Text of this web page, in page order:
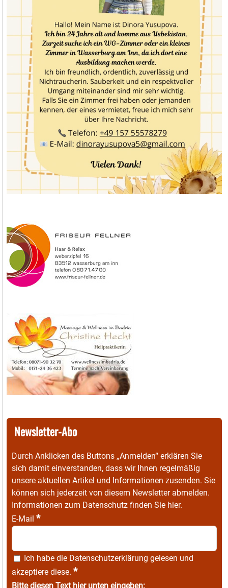
Newsletter-Abo
Durch Anklicken des Buttons „Anmelden“ erklären Sie
sich damit einverstanden, dass wir Ihnen regelmäßig
unsere aktuellen Artikel und Informationen zusenden. Sie
können sich jederzeit von diesem Newsletter abmelden.
Informationen zum Datenschutz finden Sie hier.
E-Mail *
Ich habe die Datenschutzerklärung gelesen und
akzeptiere diese. *
Bitte diesen Text hier unten eingeben: